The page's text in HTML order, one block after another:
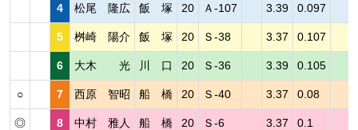
4 松尾 隆広 飯 塚 20 Ａ-107 3.39 0.097
5 桝崎 陽介 飯 塚 20 Ｓ-38 3.37 0.107
6 大木 光 川 口 20 Ｓ-36 3.39 0.105
○ 7 西原 智昭 船 橋 20 Ｓ-40 3.37 0.08
◎ 8 中村 雅人 船 橋 20 Ｓ-6 3.37 0.1